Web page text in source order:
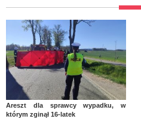
Areszt dla sprawcy wypadku, w
którym zginął 16-latek